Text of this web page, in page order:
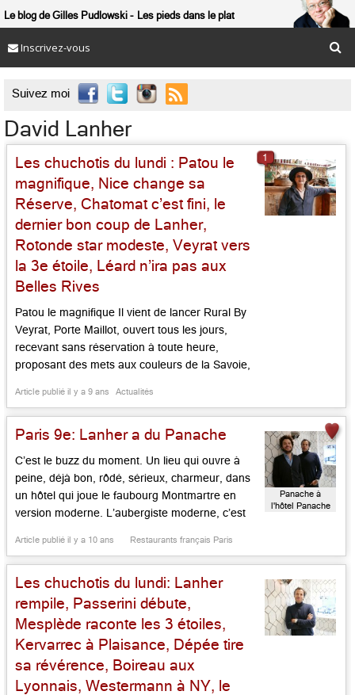
Le blog de Gilles Pudlowski Les pieds dans le plat
Inscrivez-vous
Suivez moi 
David Lanher
Les chuchotis du lundi : Patou le
magnifique, Nice change sa
Réserve, Chatomat c’est fini, le
dernier bon coup de Lanher,
Rotonde star modeste, Veyrat vers
la 3e étoile, Léard n’ira pas aux
Belles Rives
Patou le magnifique Il vient de lancer Rural By
Veyrat, Porte Maillot, ouvert tous les jours,
recevant sans réservation à toute heure,
proposant des mets aux couleurs de la Savoie,
avec trois), le tout sous la houlette de Marc
Veyrat et de son équipe de […]...
Article publié il y a 9 ans Actualités
1
Paris 9e: Lanher a du Panache
C’est le buzz du moment. Un lieu qui ouvre à
peine, déjà bon, rôdé, sérieux, charmeur, dans
un hôtel qui joue le faubourg Montmartre en
version moderne. L’aubergiste moderne, c’est
Paradis. Le restaurateur, David Lanher, n’est
pas un inconnu pour nos lecteurs, car il cumule
les belles affaires, Racines […]...
Article publié il y a 10 ans Restaurants français Paris
Panache à
l'hôtel Panache
Les chuchotis du lundi: Lanher
rempile, Passerini débute,
Mesplède raconte les 3 étoiles,
Kervarrec à Plaisance, Dépée tire
sa révérence, Boireau aux
Lyonnais, Westermann à NY, le